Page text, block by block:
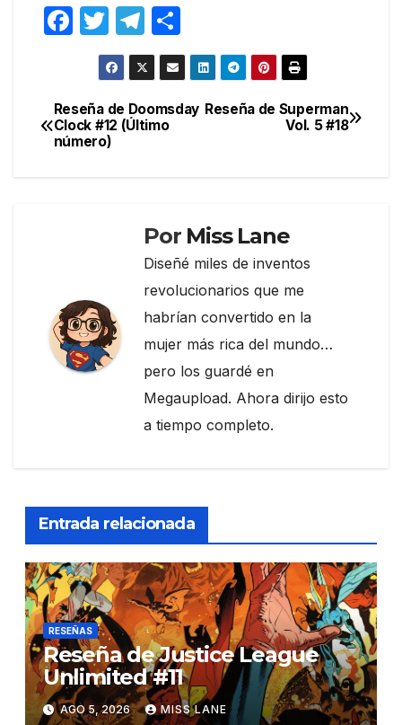
F
e
b
T
w
itt
er
T
el
e
gr
a
o
m
p
Navegación
de
Reseña de Superman
Vol. 5 #18
Reseña de Doomsday
Clock #12 (Último
número)
Por Miss Lane
Diseñé miles de inventos
revolucionarios que me
habrían convertido en la
mujer más rica del mundo…
pero los guardé en
Megaupload. Ahora dirijo esto
a tiempo completo.
Entrada relacionada
RESEÑAS
Reseña de Justice League
Unlimited #11
AGO 5, 2026 MISS LANE